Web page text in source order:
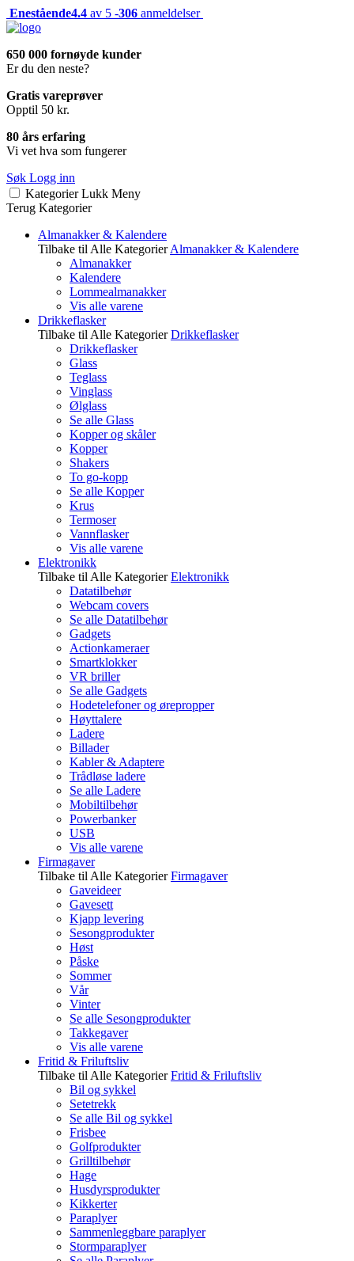
Enestående4.4 av 5 -306 anmeldelser
650 000 fornøyde kunder
Er du den neste?
Gratis vareprøver
Opptil 50 kr.
80 års erfaring
Vi vet hva som fungerer
Søk Logg inn
Kategorier Lukk Meny
Terug Kategorier
Almanakker & Kalendere
Tilbake til Alle Kategorier Almanakker & Kalendere
Almanakker
Kalendere
Lommealmanakker
Vis alle varene
Drikkeflasker
Tilbake til Alle Kategorier Drikkeflasker
Drikkeflasker
Glass
Teglass
Vinglass
Ølglass
Se alle Glass
Kopper og skåler
Kopper
Shakers
To go-kopp
Se alle Kopper
Krus
Termoser
Vannflasker
Vis alle varene
Elektronikk
Tilbake til Alle Kategorier Elektronikk
Datatilbehør
Webcam covers
Se alle Datatilbehør
Gadgets
Actionkameraer
Smartklokker
VR briller
Se alle Gadgets
Hodetelefoner og ørepropper
Høyttalere
Ladere
Billader
Kabler & Adaptere
Trådløse ladere
Se alle Ladere
Mobiltilbehør
Powerbanker
USB
Vis alle varene
Firmagaver
Tilbake til Alle Kategorier Firmagaver
Gaveideer
Gavesett
Kjapp levering
Sesongprodukter
Høst
Påske
Sommer
Vår
Vinter
Se alle Sesongprodukter
Takkegaver
Vis alle varene
Fritid & Friluftsliv
Tilbake til Alle Kategorier Fritid & Friluftsliv
Bil og sykkel
Setetrekk
Se alle Bil og sykkel
Frisbee
Golfprodukter
Grilltilbehør
Hage
Husdyrsprodukter
Kikkerter
Paraplyer
Sammenleggbare paraplyer
Stormparaplyer